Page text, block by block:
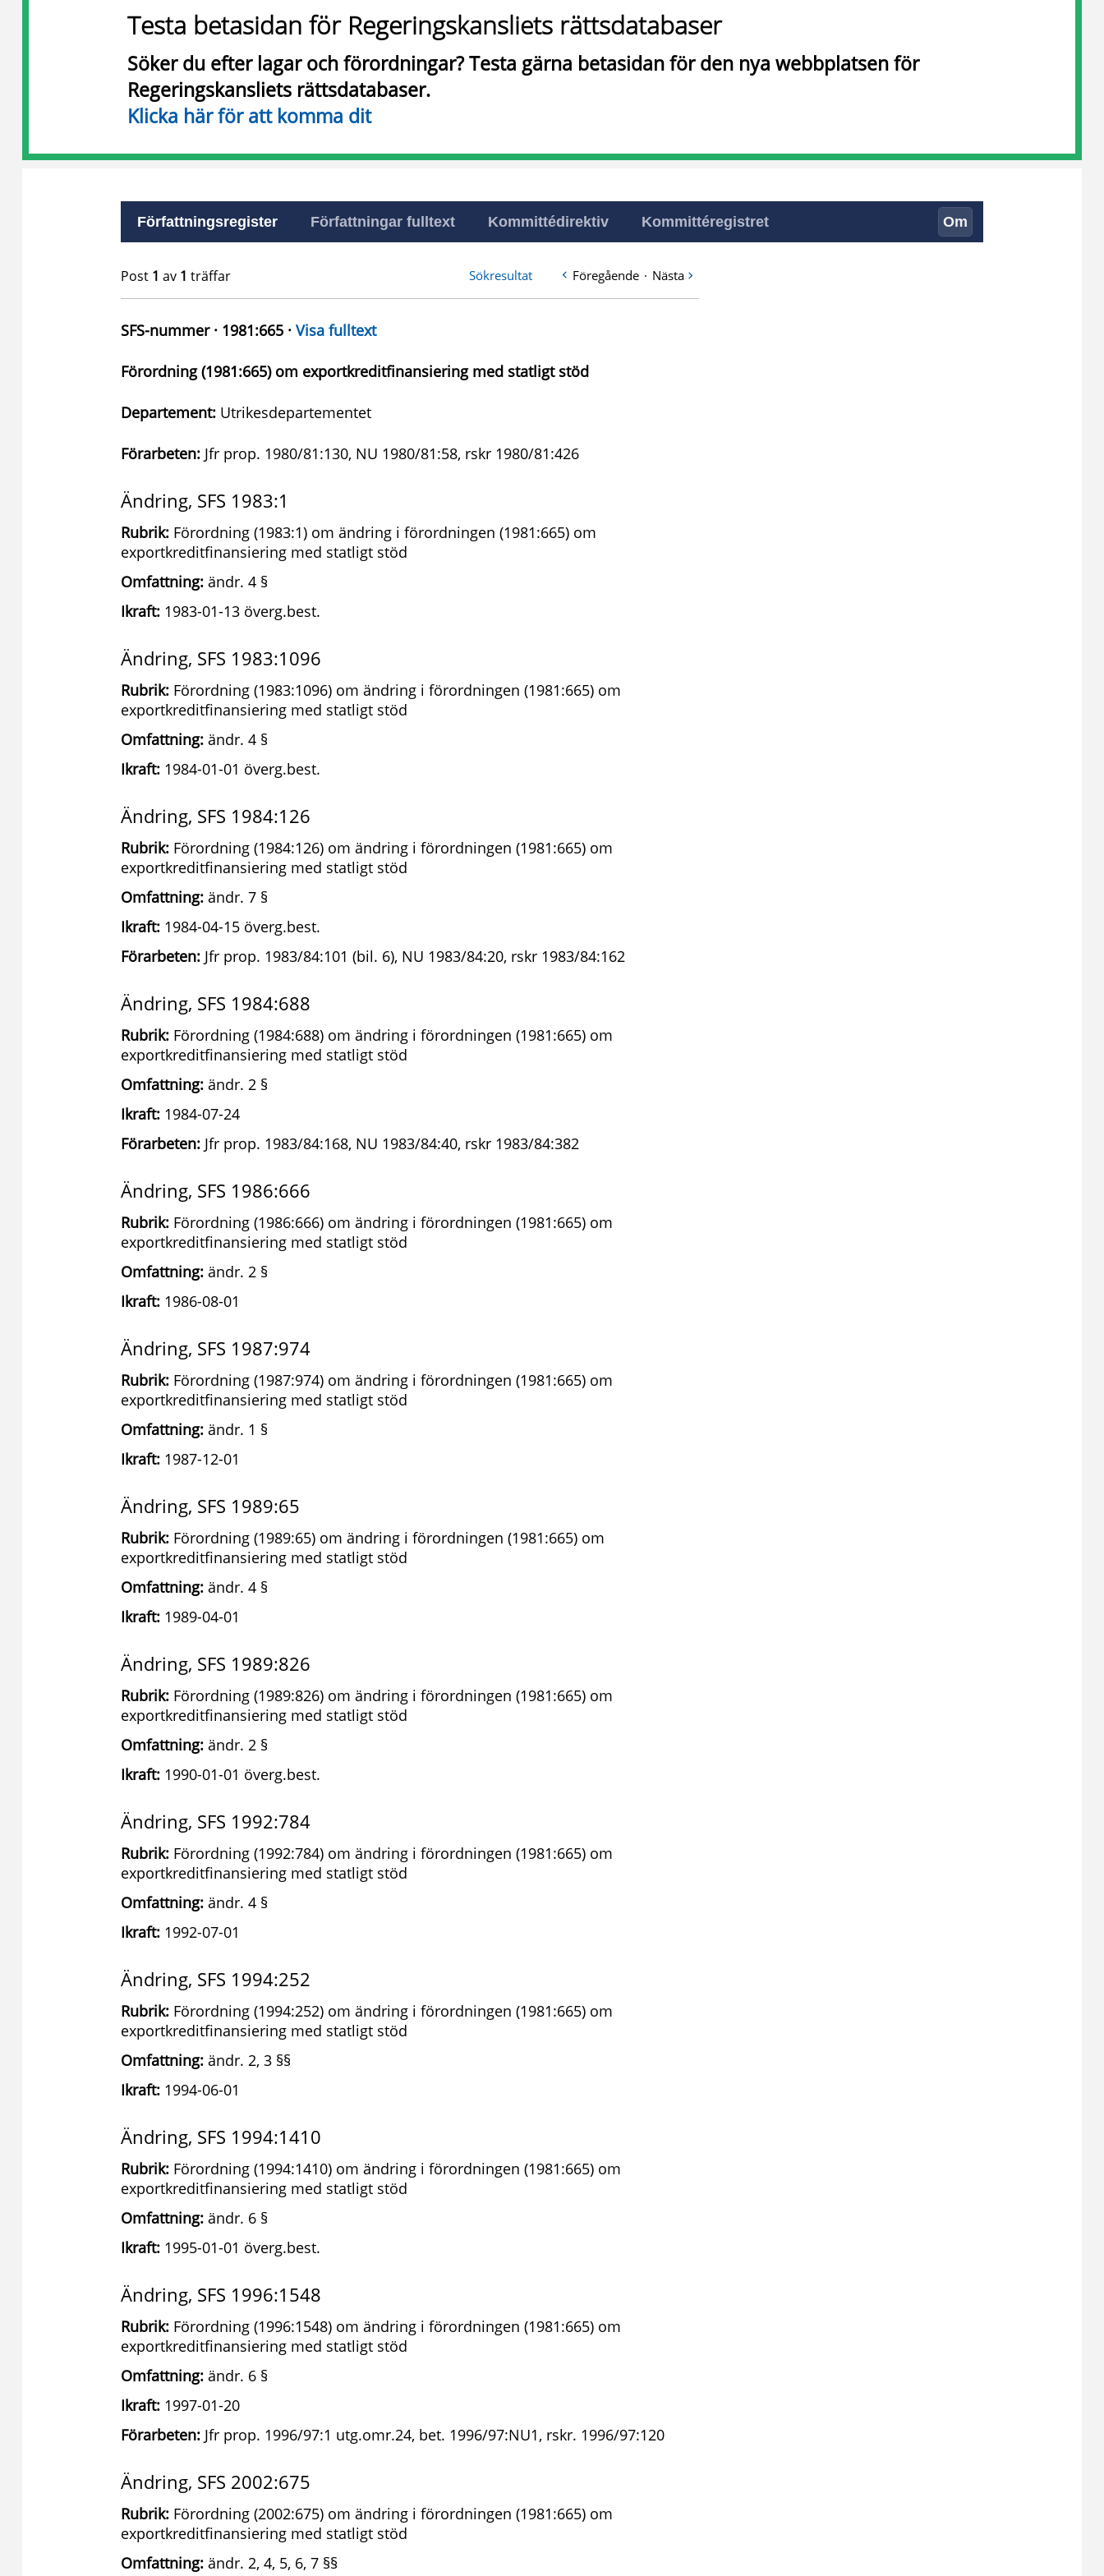
Testa betasidan för Regeringskansliets rättsdatabaser
Söker du efter lagar och förordningar? Testa gärna betasidan för den nya webbplatsen för
Regeringskansliets rättsdatabaser.
Klicka här för att komma dit
Författningsregister Författningar fulltext Kommittédirektiv Kommittéregistret Om
Post 1 av 1 träffar Sökresultat Föregående · Nästa
SFS-nummer · 1981:665 · Visa fulltext
Förordning (1981:665) om exportkreditfinansiering med statligt stöd
Departement: Utrikesdepartementet
Förarbeten: Jfr prop. 1980/81:130, NU 1980/81:58, rskr 1980/81:426
Ändring, SFS 1983:1
Rubrik: Förordning (1983:1) om ändring i förordningen (1981:665) om
exportkreditfinansiering med statligt stöd
Omfattning: ändr. 4 §
Ikraft: 1983-01-13 överg.best.
Ändring, SFS 1983:1096
Rubrik: Förordning (1983:1096) om ändring i förordningen (1981:665) om
exportkreditfinansiering med statligt stöd
Omfattning: ändr. 4 §
Ikraft: 1984-01-01 överg.best.
Ändring, SFS 1984:126
Rubrik: Förordning (1984:126) om ändring i förordningen (1981:665) om
exportkreditfinansiering med statligt stöd
Omfattning: ändr. 7 §
Ikraft: 1984-04-15 överg.best.
Förarbeten: Jfr prop. 1983/84:101 (bil. 6), NU 1983/84:20, rskr 1983/84:162
Ändring, SFS 1984:688
Rubrik: Förordning (1984:688) om ändring i förordningen (1981:665) om
exportkreditfinansiering med statligt stöd
Omfattning: ändr. 2 §
Ikraft: 1984-07-24
Förarbeten: Jfr prop. 1983/84:168, NU 1983/84:40, rskr 1983/84:382
Ändring, SFS 1986:666
Rubrik: Förordning (1986:666) om ändring i förordningen (1981:665) om
exportkreditfinansiering med statligt stöd
Omfattning: ändr. 2 §
Ikraft: 1986-08-01
Ändring, SFS 1987:974
Rubrik: Förordning (1987:974) om ändring i förordningen (1981:665) om
exportkreditfinansiering med statligt stöd
Omfattning: ändr. 1 §
Ikraft: 1987-12-01
Ändring, SFS 1989:65
Rubrik: Förordning (1989:65) om ändring i förordningen (1981:665) om
exportkreditfinansiering med statligt stöd
Omfattning: ändr. 4 §
Ikraft: 1989-04-01
Ändring, SFS 1989:826
Rubrik: Förordning (1989:826) om ändring i förordningen (1981:665) om
exportkreditfinansiering med statligt stöd
Omfattning: ändr. 2 §
Ikraft: 1990-01-01 överg.best.
Ändring, SFS 1992:784
Rubrik: Förordning (1992:784) om ändring i förordningen (1981:665) om
exportkreditfinansiering med statligt stöd
Omfattning: ändr. 4 §
Ikraft: 1992-07-01
Ändring, SFS 1994:252
Rubrik: Förordning (1994:252) om ändring i förordningen (1981:665) om
exportkreditfinansiering med statligt stöd
Omfattning: ändr. 2, 3 §§
Ikraft: 1994-06-01
Ändring, SFS 1994:1410
Rubrik: Förordning (1994:1410) om ändring i förordningen (1981:665) om
exportkreditfinansiering med statligt stöd
Omfattning: ändr. 6 §
Ikraft: 1995-01-01 överg.best.
Ändring, SFS 1996:1548
Rubrik: Förordning (1996:1548) om ändring i förordningen (1981:665) om
exportkreditfinansiering med statligt stöd
Omfattning: ändr. 6 §
Ikraft: 1997-01-20
Förarbeten: Jfr prop. 1996/97:1 utg.omr.24, bet. 1996/97:NU1, rskr. 1996/97:120
Ändring, SFS 2002:675
Rubrik: Förordning (2002:675) om ändring i förordningen (1981:665) om
exportkreditfinansiering med statligt stöd
Omfattning: ändr. 2, 4, 5, 6, 7 §§